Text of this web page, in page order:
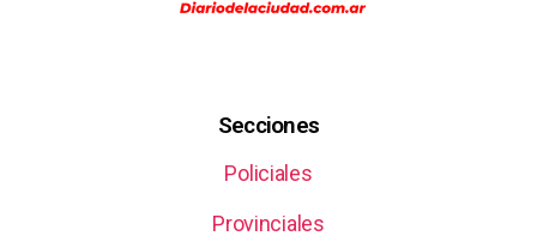
Secciones
Policiales
Provinciales